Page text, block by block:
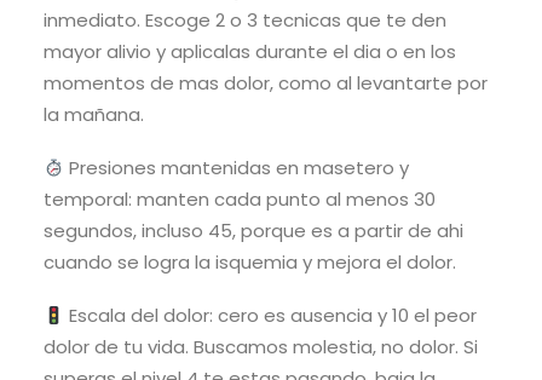
inmediato. Escoge 2 o 3 tecnicas que te den
mayor alivio y aplicalas durante el dia o en los
momentos de mas dolor, como al levantarte por
la mañana.
Presiones mantenidas en masetero y
temporal: manten cada punto al menos 30
segundos, incluso 45, porque es a partir de ahi
cuando se logra la isquemia y mejora el dolor.
Escala del dolor: cero es ausencia y 10 el peor
dolor de tu vida. Buscamos molestia, no dolor. Si